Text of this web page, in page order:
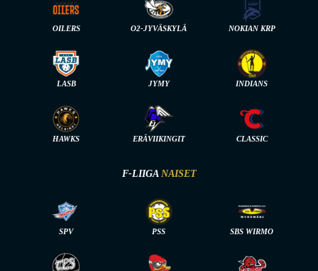
OILERS O2-JYVÄSKYLÄ NOKIAN KRP
LASB JYMY INDIANS
HAWKS ERÄVIIKINGIT CLASSIC
F-LIIGA NAISET
SPV PSS SBS WIRMO